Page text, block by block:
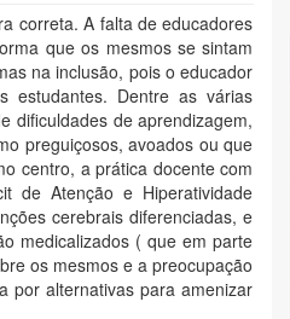
correta. A falta de educadores
que os mesmos se sintam
na inclusão, pois o educador
estudantes. Dentre as várias
dificuldades de aprendizagem,
preguiçosos, avoados ou que
centro, a prática docente com
de Atenção e Hiperatividade
cerebrais diferenciadas, e
medicalizados ( que em parte
os mesmos e a preocupação
por alternativas para amenizar